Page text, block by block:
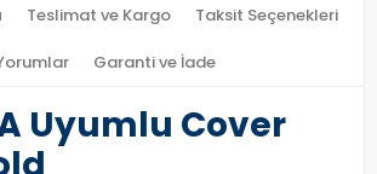
Teslimat ve Kargo Taksit Seçenekleri
Garanti ve İade
Uyumlu Cover